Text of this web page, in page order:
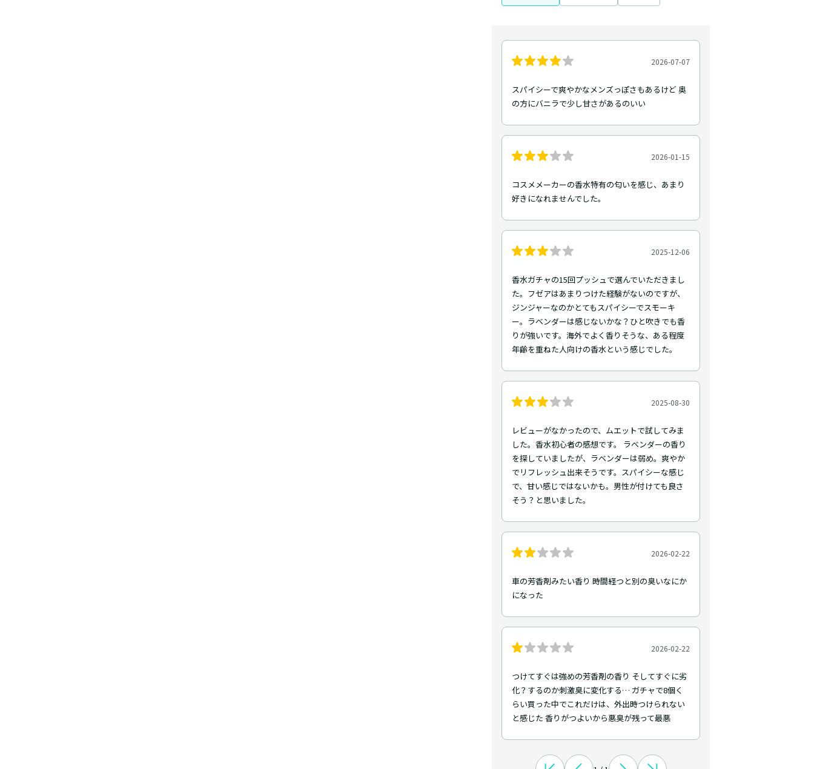
2026-07-07
スパイシーで爽やかなメンズっぽさもあるけど 奥
の方にバニラで少し甘さがあるのいい
2026-01-15
コスメメーカーの香水特有の匂いを感じ、あまり
好きになれませんでした。
2025-12-06
香水ガチャの15回プッシュで選んでいただきまし
た。フゼアはあまりつけた経験がないのですが、
ジンジャーなのかとてもスパイシーでスモーキ
ー。ラベンダーは感じないかな？ひと吹きでも香
りが強いです。海外でよく香りそうな、ある程度
年齢を重ねた人向けの香水という感じでした。
2025-08-30
レビューがなかったので、ムエットで試してみま
した。香水初心者の感想です。 ラベンダーの香り
を探していましたが、ラベンダーは弱め。爽やか
でリフレッシュ出来そうです。スパイシーな感じ
で、甘い感じではないかも。男性が付けても良さ
そう？と思いました。
2026-02-22
車の芳香剤みたい香り 時間経つと別の臭いなにか
になった
2026-02-22
つけてすぐは強めの芳香剤の香り そしてすぐに劣
化？するのか刺激臭に変化する… ガチャで8個く
らい買った中でこれだけは、外出時つけられない
と感じた 香りがつよいから悪臭が残って最悪